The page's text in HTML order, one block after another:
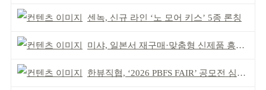
센녹, 신규 라인 ‘노 모어 키스’ 5종 론칭
미샤, 일본서 재구매·맞춤형 신제품 흥행 ‘쌍끌이’
한뷰직협, ‘2026 PBFS FAIR’ 공모전 심사 성료